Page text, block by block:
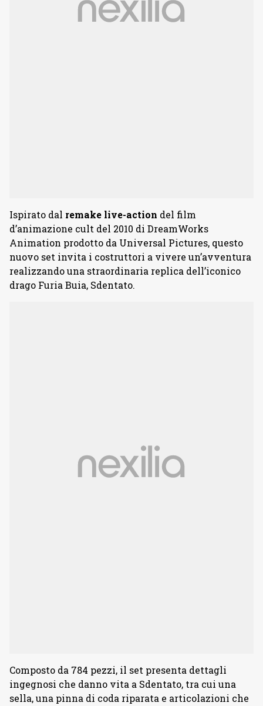
Ispirato dal remake live-action del film
d’animazione cult del 2010 di DreamWorks
Animation prodotto da Universal Pictures, questo
nuovo set invita i costruttori a vivere un’avventura
realizzando una straordinaria replica dell’iconico
drago Furia Buia, Sdentato.
Composto da 784 pezzi, il set presenta dettagli
ingegnosi che danno vita a Sdentato, tra cui una
sella, una pinna di coda riparata e articolazioni che